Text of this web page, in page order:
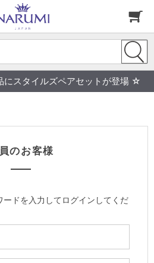
スタイルズペアセットが登場 ☆
のお客様
ードを入力してログインしてくだ